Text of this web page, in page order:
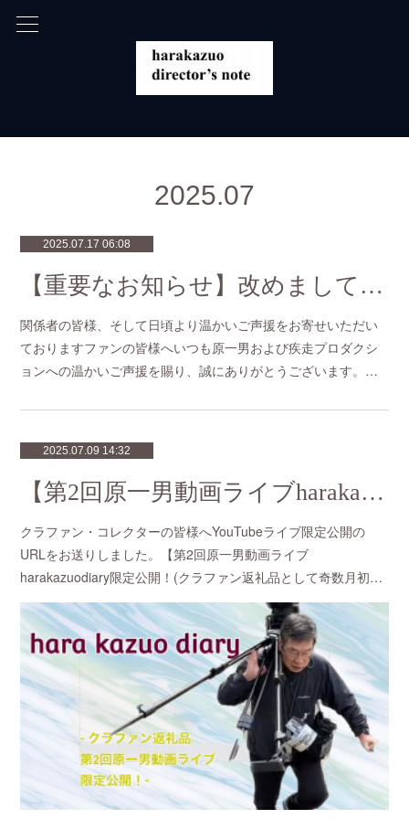
2025.07
2025.07.17 06:08
【重要なお知らせ】改めまして、疾走プロダクションおよび原一男と、風狂映画舎・島野千尋氏の協業解消について
関係者の皆様、そして日頃より温かいご声援をお寄せいただい
ておりますファンの皆様へいつも原一男および疾走プロダクシ
ョンへの温かいご声援を賜り、誠にありがとうございます。…
2025.07.09 14:32
【第2回原一男動画ライブharakazuodiary限定公開！(クラファン返礼品として奇数月初旬に30分間・全10回開催）】※コレクター29名の皆様へURLを送信しました。
クラファン・コレクターの皆様へYouTubeライブ限定公開の
URLをお送りしました。【第2回原一男動画ライブ
harakazuodiary限定公開！(クラファン返礼品として奇数月初…